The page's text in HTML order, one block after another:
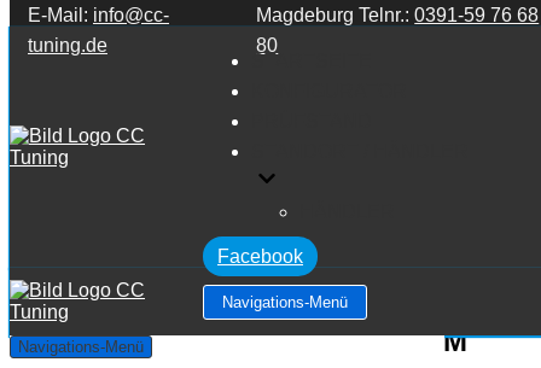
Zum Inhalt springen
E-Mail: info@cc-
tuning.de
Magdeburg Telnr.:0391-59 76 68
80
STARTSEITE
Facebook
Navigations-Menü
Navigations-Menü
Mercedes Benz M Klasse W164 M